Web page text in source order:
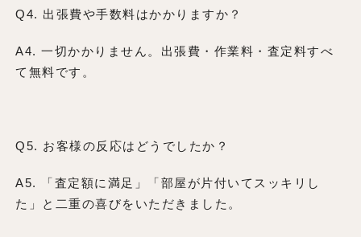
Q4. 出張費や手数料はかかりますか？
A4. 一切かかりません。出張費・作業料・査定料すべ
て無料です。
Q5. お客様の反応はどうでしたか？
A5. 「査定額に満足」「部屋が片付いてスッキリし
た」と二重の喜びをいただきました。